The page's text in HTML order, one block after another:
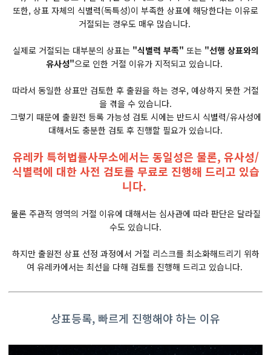
​또한, 상표 자체의 식별력(독특성)이 부족한 상표에 해당한다는 이유로
거절되는 경우도 매우 많습니다.
​실제로 거절되는 대부분의 상표는 "식별력 부족" 또는 "선행 상표와의
유사성"으로 인한 거절 이유가 지적되고 있습니다.
따라서 동일한 상표만 검토한 후 출원을 하는 경우, 예상하지 못한 거절
을 겪을 수 있습니다.
​그렇기 때문에 출원전 등록 가능성 검토 시에는 반드시 식별력/유사성에
대해서도 충분한 검토 후 진행할 필요가 있습니다.
유레카 특허법률사무소에서는 동일성은 물론, 유사성/
식별력에 대한 사전 검토를 무료로 진행해 드리고 있습
니다.
물론 주관적 영역의 거절 이유에 대해서는 심사관에 따라 판단은 달라질
수도 있습니다.
하지만 출원전 상표 선정 과정에서 거절 리스크를 최소화해드리기 위하
여 유레카에서는 최선을 다해 검토를 진행해 드리고 있습니다.
상표등록, 빠르게 진행해야 하는 이유